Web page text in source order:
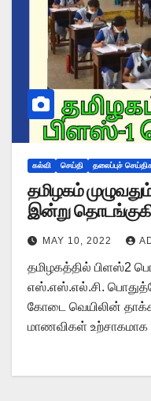
கல்வி செய்தி தலைப்புச்
தமிழகம்
இன்று
MAY 10, 2022
தமிழகத்தில் பிளஸ்2
எஸ்.எஸ்.எல்.சி.
கோடை வெயிலின்
மாணவிகள் உற்சாகமாக